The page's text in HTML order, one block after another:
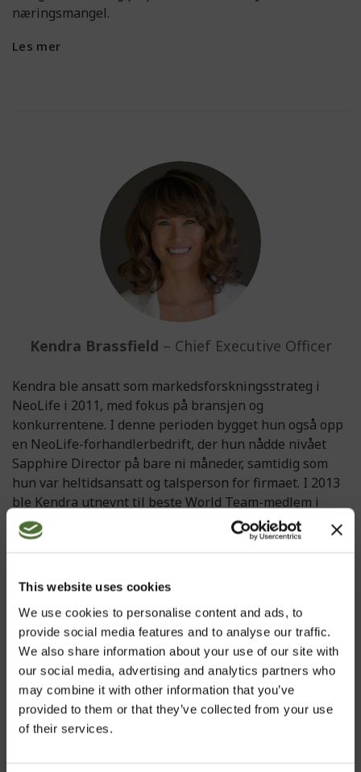
This website uses cookies
We use cookies to personalise content and ads, to
provide social media features and to analyse our traffic.
We also share information about your use of our site with
our social media, advertising and analytics partners who
may combine it with other information that you’ve
provided to them or that they’ve collected from your use
of their services.
næringsmangel.
Les mer
Kendra Brassfield – Chief Executive Officer
Kendra ble ansatt som markedsforskningsstrateg i
NeoLife i 2011, med fokus på bransjen og
konkurrentene. I denne perioden bygget hun også opp
en NeoLife-forhandlerbedrift, der hun nådde nivået
Sapphire Director på bare ni måneder, samtidig som
hun var heltidsansatt og talsperson for firmaet. I 2013
ble Kendra utnevnt til beste World Team-medlem i
Nord-Amerika. Dette grunnlaget med bransjeforståelse
og kunnskaper om forhandlervirksomheten gav henne
fra GNLD til NeoLife.
Kendra har siden 2012 hatt ansvaret for å lede firmaets
internasjonale markedsførings- og merkevareavdeling,
der hun leder et svært kunnskapsrikt og kreativt team.
Som markedsføringsdirektør i NeoLife har Kendra med
hell fulgt sin visjon om å klargjøre firmaet for over
60 år til med suksess, og hun har skapt en
merkevarekultur som vekker stolthet hos kunder og